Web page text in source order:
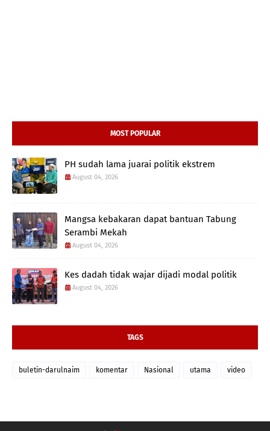
MOST POPULAR
PH sudah lama juarai politik ekstrem
August 04, 2026
Mangsa kebakaran dapat bantuan Tabung
Serambi Mekah
August 04, 2026
Kes dadah tidak wajar dijadi modal politik
August 04, 2026
TAGS
buletin-darulnaim komentar Nasional utama video